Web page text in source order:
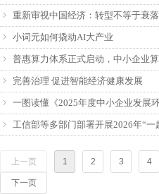
ꁇ 重新审视中国经济：转型不等于衰落
ꁇ 小词元如何撬动AI大产业
ꁇ
ꁇ 完善治理 促进智能经济健康发展
ꁇ
ꁇ
上一页 1 2 3 4
下一页